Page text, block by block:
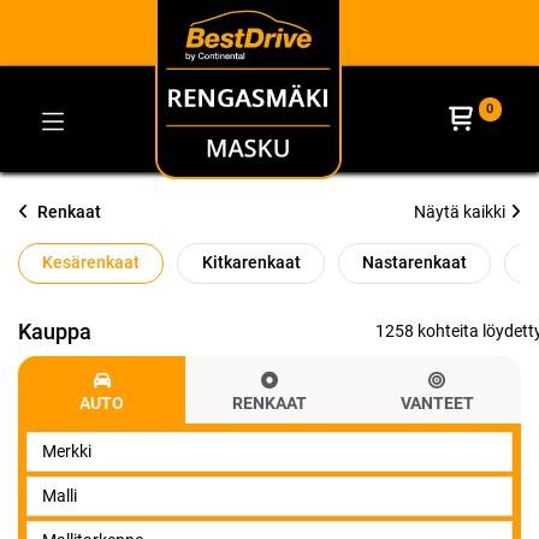
0
Renkaat Näytä kaikki
Kesärenkaat Kitkarenkaat Nastarenkaat
Kauppa 1258 kohteita
AUTO RENKAAT VANTEET